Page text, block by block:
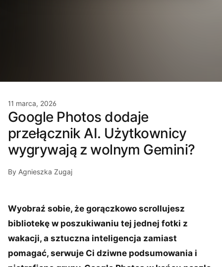
11 marca, 2026
Google Photos dodaje
przełącznik AI. Użytkownicy
wygrywają z wolnym Gemini?
By Agnieszka Zugaj
Wyobraź sobie, że gorączkowo scrollujesz
bibliotekę w poszukiwaniu tej jednej fotki z
wakacji, a sztuczna inteligencja zamiast
pomagać, serwuje Ci dziwne podsumowania i